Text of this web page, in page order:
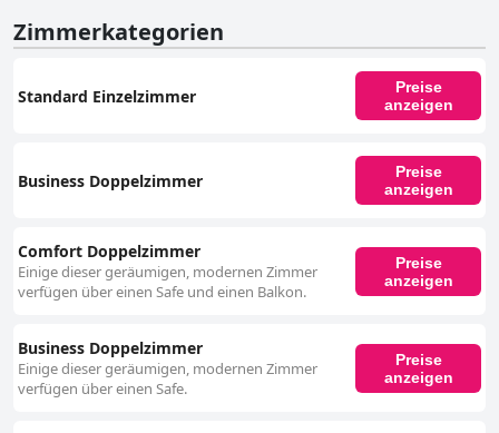
Zimmerkategorien
Standard Einzelzimmer
Preise
anzeigen
Business Doppelzimmer
Preise
anzeigen
Comfort Doppelzimmer
Einige dieser geräumigen, modernen Zimmer
verfügen über einen Safe und einen Balkon.
Preise
anzeigen
Business Doppelzimmer
Einige dieser geräumigen, modernen Zimmer
verfügen über einen Safe.
Preise
anzeigen